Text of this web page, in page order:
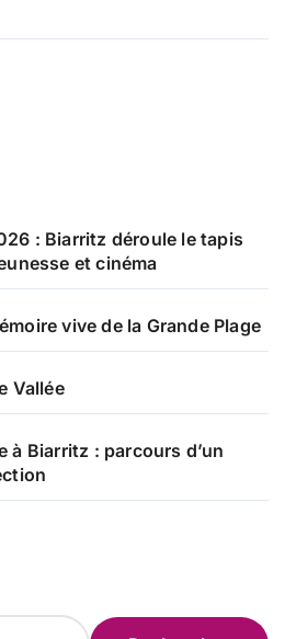
: Biarritz déroule le tapis
et cinéma
vive de la Grande Plage
Vallée
à Biarritz : parcours d’un